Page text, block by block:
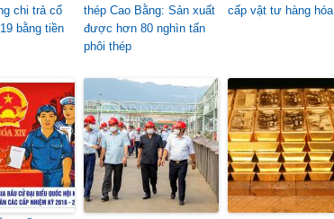
chi trả cổ
bằng tiền
thép Cao Bằng: Sản xuất
được hơn 80 nghìn tấn
phôi thép
cấp vật tư hàng hóa